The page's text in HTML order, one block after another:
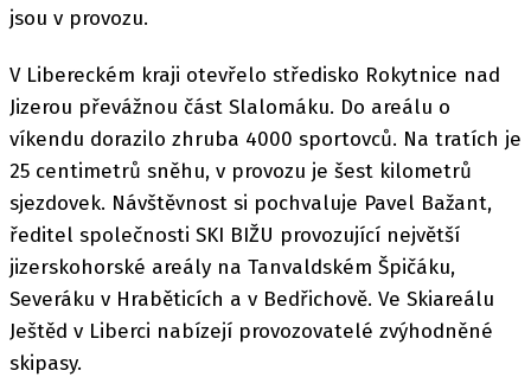
jsou v provozu.
V Libereckém kraji otevřelo středisko Rokytnice nad
Jizerou převážnou část Slalomáku. Do areálu o
víkendu dorazilo zhruba 4000 sportovců. Na tratích je
25 centimetrů sněhu, v provozu je šest kilometrů
sjezdovek. Návštěvnost si pochvaluje Pavel Bažant,
ředitel společnosti SKI BIŽU provozující největší
jizerskohorské areály na Tanvaldském Špičáku,
Severáku v Hraběticích a v Bedřichově. Ve Skiareálu
Ještěd v Liberci nabízejí provozovatelé zvýhodněné
skipasy.